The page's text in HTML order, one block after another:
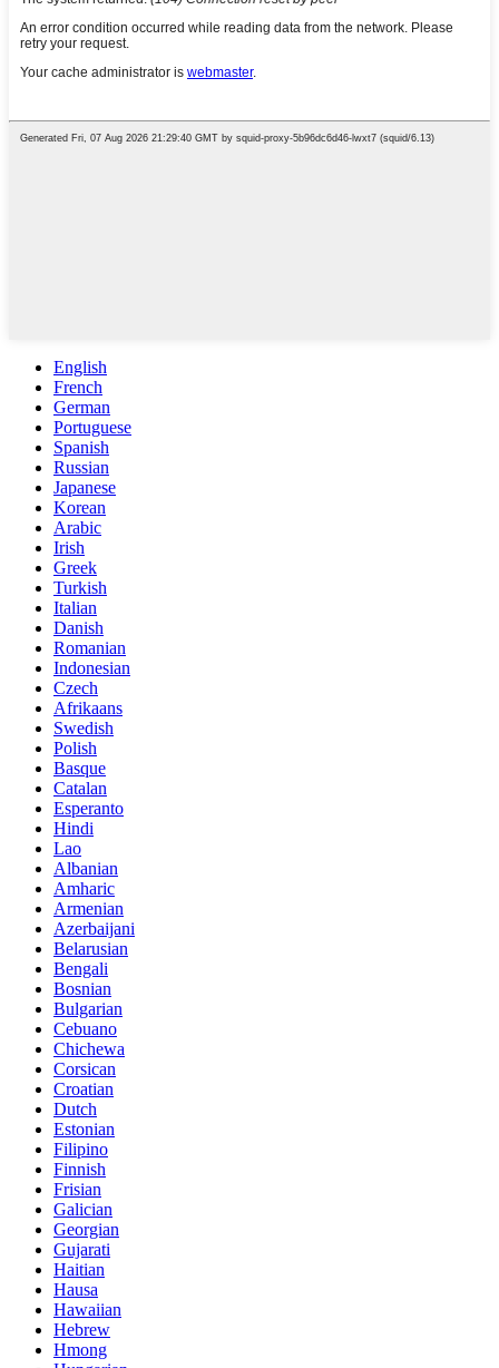
English
French
German
Portuguese
Spanish
Russian
Japanese
Korean
Arabic
Irish
Greek
Turkish
Italian
Danish
Romanian
Indonesian
Czech
Afrikaans
Swedish
Polish
Basque
Catalan
Esperanto
Hindi
Lao
Albanian
Amharic
Armenian
Azerbaijani
Belarusian
Bengali
Bosnian
Bulgarian
Cebuano
Chichewa
Corsican
Croatian
Dutch
Estonian
Filipino
Finnish
Frisian
Galician
Georgian
Gujarati
Haitian
Hausa
Hawaiian
Hebrew
Hmong